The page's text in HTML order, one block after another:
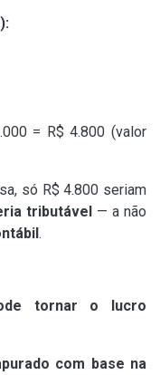
= R$ 4.800 (valor
só R$ 4.800 seriam
tributável — a não
.
tornar o lucro
com base na